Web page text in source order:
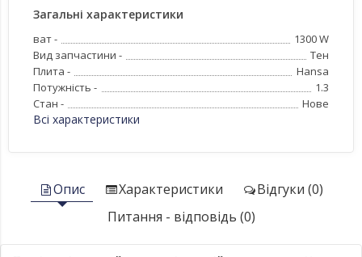
Загальні характеристики
ват -
1300 W
Вид запчастини -
Тен
Плита -
Hansa
Потужність -
1.3
Стан -
Нове
Всі характеристики
Опис Характеристики
Відгуки (0)
Питання - відповідь (0)